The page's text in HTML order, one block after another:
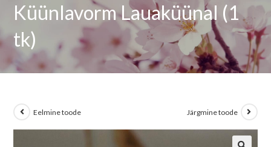
Küünlavorm Lauaküünal (1
tk)
Eelmine toode Järgmine toode